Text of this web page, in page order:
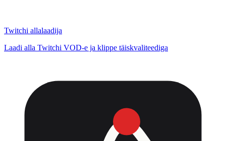
Twitchi allalaadija
Laadi alla Twitchi VOD-e ja klippe täiskvaliteediga